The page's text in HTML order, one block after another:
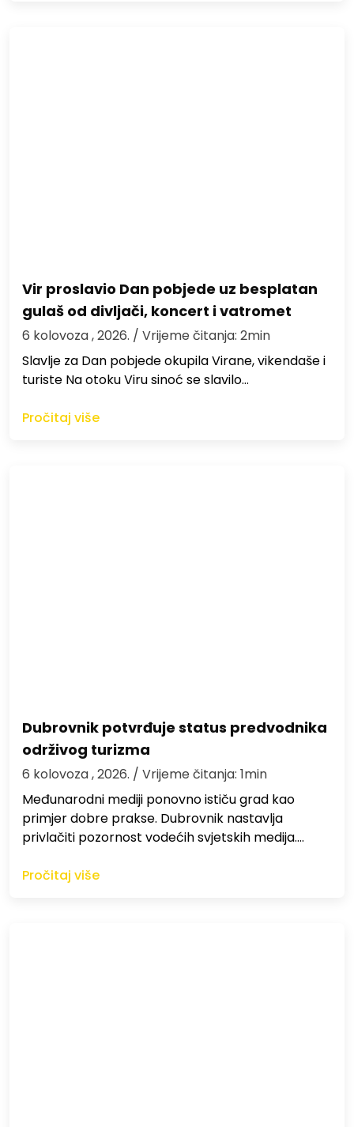
Vir proslavio Dan pobjede uz besplatan
gulaš od divljači, koncert i vatromet
6 kolovoza , 2026. / Vrijeme čitanja: 2min
Slavlje za Dan pobjede okupila Virane, vikendaše i
turiste Na otoku Viru sinoć se slavilo…
Pročitaj više
Dubrovnik potvrđuje status predvodnika
održivog turizma
6 kolovoza , 2026. / Vrijeme čitanja: 1min
Međunarodni mediji ponovno ističu grad kao
primjer dobre prakse. Dubrovnik nastavlja
privlačiti pozornost vodećih svjetskih medija.…
Pročitaj više